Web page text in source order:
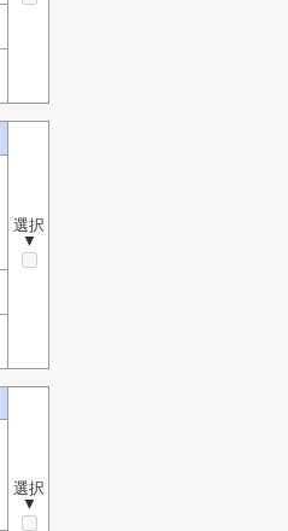
選択
▼
選択
▼